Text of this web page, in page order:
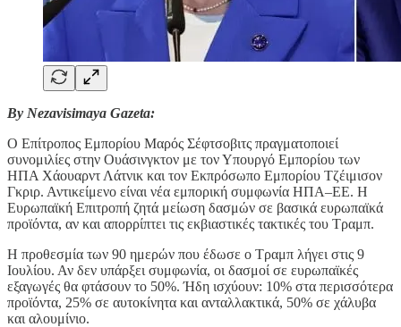
By Nezavisimaya Gazeta:
Ο Επίτροπος Εμπορίου Μαρός Σέφτσοβιτς πραγματοποιεί
συνομιλίες στην Ουάσινγκτον με τον Υπουργό Εμπορίου των
ΗΠΑ Χάουαρντ Λάτνικ και τον Εκπρόσωπο Εμπορίου Τζέιμισον
Γκριρ. Αντικείμενο είναι νέα εμπορική συμφωνία ΗΠΑ–ΕΕ. Η
Ευρωπαϊκή Επιτροπή ζητά μείωση δασμών σε βασικά ευρωπαϊκά
προϊόντα, αν και απορρίπτει τις εκβιαστικές τακτικές του Τραμπ.
Η προθεσμία των 90 ημερών που έδωσε ο Τραμπ λήγει στις 9
Ιουλίου. Αν δεν υπάρξει συμφωνία, οι δασμοί σε ευρωπαϊκές
εξαγωγές θα φτάσουν το 50%. Ήδη ισχύουν: 10% στα περισσότερα
προϊόντα, 25% σε αυτοκίνητα και ανταλλακτικά, 50% σε χάλυβα
και αλουμίνιο.